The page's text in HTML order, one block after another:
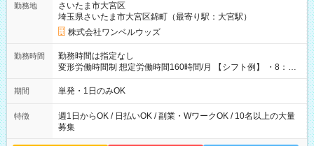
勤務地
さいたま市大宮区
埼玉県さいたま市大宮区錦町（最寄り駅：大宮駅）
株式会社ワンベルウッズ
勤務時間
勤務時間は指定なし
変形労働時間制 想定労働時間160時間/月 【シフト例】 ・8：00
～21：00
期間 単発・1日のみOK
特徴
週1日からOK / 日払いOK / 副業・WワークOK / 10名以上の大量
募集